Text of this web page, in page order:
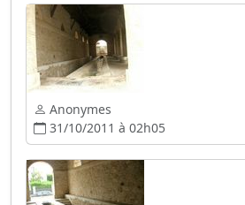
Anonymes
31/10/2011 à 02h05